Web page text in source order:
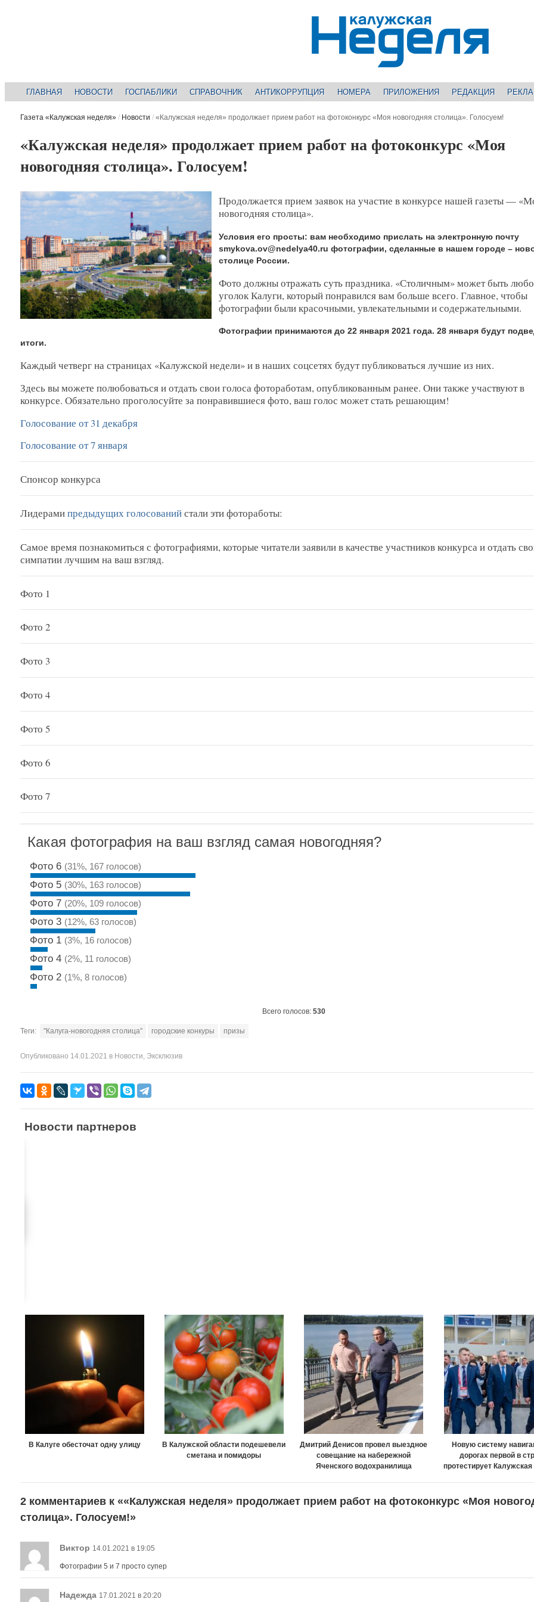
ГЛАВНАЯ НОВОСТИ ГОСПАБЛИКИ СПРАВОЧНИК АНТИКОРРУПЦИЯ НОМЕРА ПРИЛОЖЕНИЯ РЕДАКЦИЯ
Газета «Калужская неделя» / Новости / «Калужская неделя» продолжает прием работ на фотоконкурс «Моя новогодняя столица». Голосуем!
«Калужская неделя» продолжает прием работ на фотоконкурс «Моя
новогодняя столица». Голосуем!
Продолжается прием заявок на участие в конкурсе нашей газеты —
новогодняя столица».
Условия его просты: вам необходимо прислать на электронную почту
smykova.ov@nedelya40.ru фотографии, сделанные в нашем городе –
столице России.
Фото должны отражать суть праздника. «Столичным» может быть
уголок Калуги, который понравился вам больше всего. Главное, чтобы
фотографии были красочными, увлекательными и содержательными.
Фотографии принимаются до 22 января 2021 года. 28 января будут
итоги.
Каждый четверг на страницах «Калужской недели» и в наших соцсетях будут публиковаться лучшие из них.
Здесь вы можете полюбоваться и отдать свои голоса фотоработам, опубликованным ранее. Они также участвуют в
конкурсе. Обязательно проголосуйте за понравившиеся фото, ваш голос может стать решающим!
Голосование от 31 декабря
Голосование от 7 января
Спонсор конкурса
Лидерамипредыдущих голосованийстали эти фотоработы:
Самое время познакомиться с фотографиями, которые читатели заявили в качестве участников конкурса и отдать
симпатии лучшим на ваш взгляд.
Фото 1
Фото 2
Фото 3
Фото 4
Фото 5
Фото 6
Фото 7
Какая фотография на ваш взгляд самая новогодняя?
Фото 6 (31%, 167 голосов)
Фото 5 (30%, 163 голосов)
Фото 7 (20%, 109 голосов)
Фото 3 (12%, 63 голосов)
Фото 1 (3%, 16 голосов)
Фото 4 (2%, 11 голосов)
Фото 2 (1%, 8 голосов)
Всего голосов:530
Теги: "Калуга-новогодняя столица" городские конкуры призы
Опубликовано 14.01.2021 в Новости, Эксклюзив
Новости партнеров
В Калуге обесточат одну улицу
В Калужской области подешевели
сметана и помидоры
Дмитрий Денисов провел выездное
совещание на набережной
Яченского водохранилища
Новую систему
дорогах первой в
протестирует
2 комментариев к ««Калужская неделя» продолжает прием работ на фотоконкурс «Моя
столица». Голосуем!»
Виктор 14.01.2021 в 19:05
Фотографии 5 и 7 просто супер
Надежда 17.01.2021 в 20:20